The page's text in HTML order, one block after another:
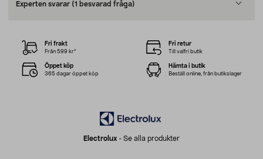
Experten svarar (1 besvarad fråga)
Electrolux - Se alla produkter
Fri frakt
Från 599 kr*
Fri retur
Till valfri butik
Öppet köp
365 dagar öppet köp
Hämta i butik
Beställ online, från butikslager